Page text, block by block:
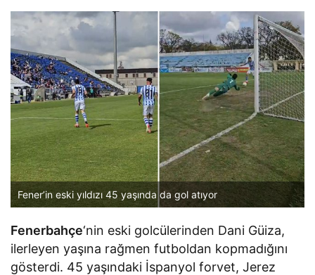
Fener’in eski yıldızı 45 yaşında da gol atıyor
Fenerbahçe‘nin eski golcülerinden Dani Güiza,
ilerleyen yaşına rağmen futboldan kopmadığını
gösterdi. 45 yaşındaki İspanyol forvet, Jerez